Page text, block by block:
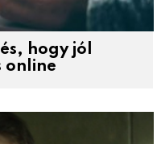
hogy jól
online